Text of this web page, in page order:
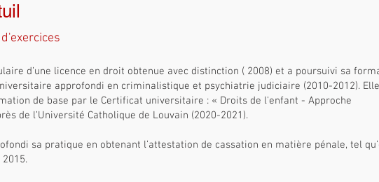
d’une licence en droit obtenue avec distinction ( 2008) et a poursuivi sa
approfondi en criminalistique et psychiatrie judiciaire (2010-2012).
de base par le Certificat universitaire : « Droits de l'enfant - Approche
de l’Université Catholique de Louvain (2020-2021).
sa pratique en obtenant l’attestation de cassation en matière pénale, tel
2015.